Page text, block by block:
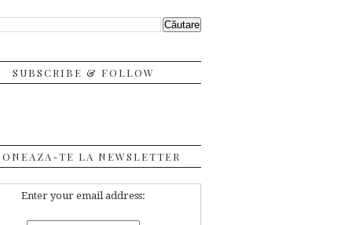
SUBSCRIBE & FOLLOW
TE LA NEWSLETTER
Enter your email address: